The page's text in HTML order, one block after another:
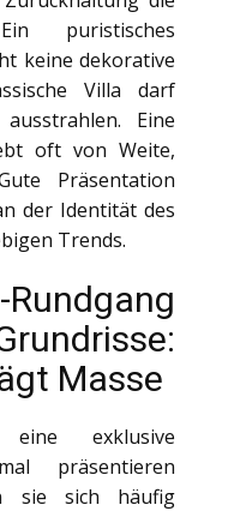
puristisches
keine dekorative
Villa darf
Eine
oft von Weite,
Präsentation
der Identität des
Trends.
Masse
eine exklusive
präsentieren
sie sich häufig